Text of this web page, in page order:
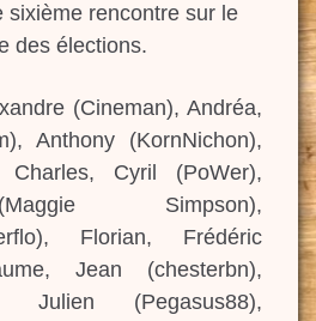
sixième rencontre sur le
des élections.
(Cineman), Andréa,
Anthony (KornNichon),
Charles, Cyril (PoWer),
Simpson),
Florian, Frédéric
Jean (chesterbn),
Julien (Pegasus88),